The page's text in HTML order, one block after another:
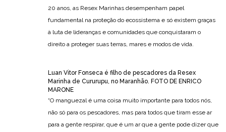
20 anos, as Resex Marinhas desempenham papel
fundamental na proteção do ecossistema e só existem graças
à luta de lideranças e comunidades que conquistaram o
direito a proteger suas terras, mares e modos de vida.
Luan Vitor Fonseca é filho de pescadores da Resex
Marinha de Cururupu, no Maranhão. FOTO DE ENRICO
MARONE
“O manguezal é uma coisa muito importante para todos nós,
não só para os pescadores, mas para todos que tiram esse ar
para a gente respirar, que é um ar que a gente pode dizer que